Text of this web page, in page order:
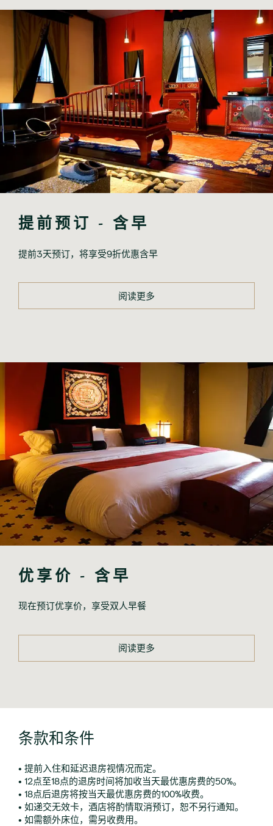
提前预订 - 含早
提前3天预订，将享受9折优惠含早
阅读更多
优享价 - 含早
现在预订优享价，享受双人早餐
阅读更多
条款和条件
• 提前入住和延迟退房视情况而定。
• 12点至18点的退房时间将加收当天最优惠房费的50%。
• 18点后退房将按当天最优惠房费的100%收费。
• 如递交无效卡，酒店将酌情取消预订，恕不另行通知。
• 如需额外床位，需另收费用。